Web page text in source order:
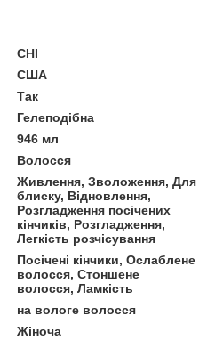
CHI
США
Так
Гелеподібна
946 мл
Волосся
Живлення, Зволоження, Для
блиску, Відновлення,
Розгладження посічених
кінчиків, Розгладження,
Легкість розчісування
Посічені кінчики, Ослаблене
волосся, Стоншене
волосся, Ламкість
на вологе волосся
Жіноча